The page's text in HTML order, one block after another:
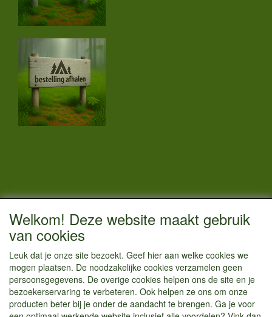
CONTACTGEGEVENS
Vestigingsadres:
Hoofdweg 36
1433 JW Kudelstaart
info@kamperenenzo.nl
Tel : 06 125 82 112
Welkom! Deze website maakt gebruik
van cookies
Leuk dat je onze site bezoekt. Geef hier aan welke cookies we
mogen plaatsen. De noodzakelijke cookies verzamelen geen
persoonsgegevens. De overige cookies helpen ons de site en je
bezoekerservaring te verbeteren. Ook helpen ze ons om onze
producten beter bij je onder de aandacht te brengen. Ga je voor